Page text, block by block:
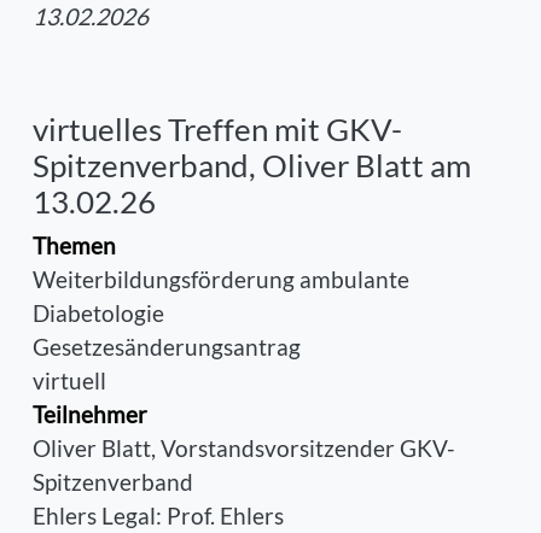
13.02.2026
virtuelles Treffen mit GKV-
Spitzenverband, Oliver Blatt am
13.02.26
Themen
Weiterbildungsförderung ambulante
Diabetologie
Gesetzesänderungsantrag
virtuell
Teilnehmer
Oliver Blatt, Vorstandsvorsitzender GKV-
Spitzenverband
Ehlers Legal: Prof. Ehlers